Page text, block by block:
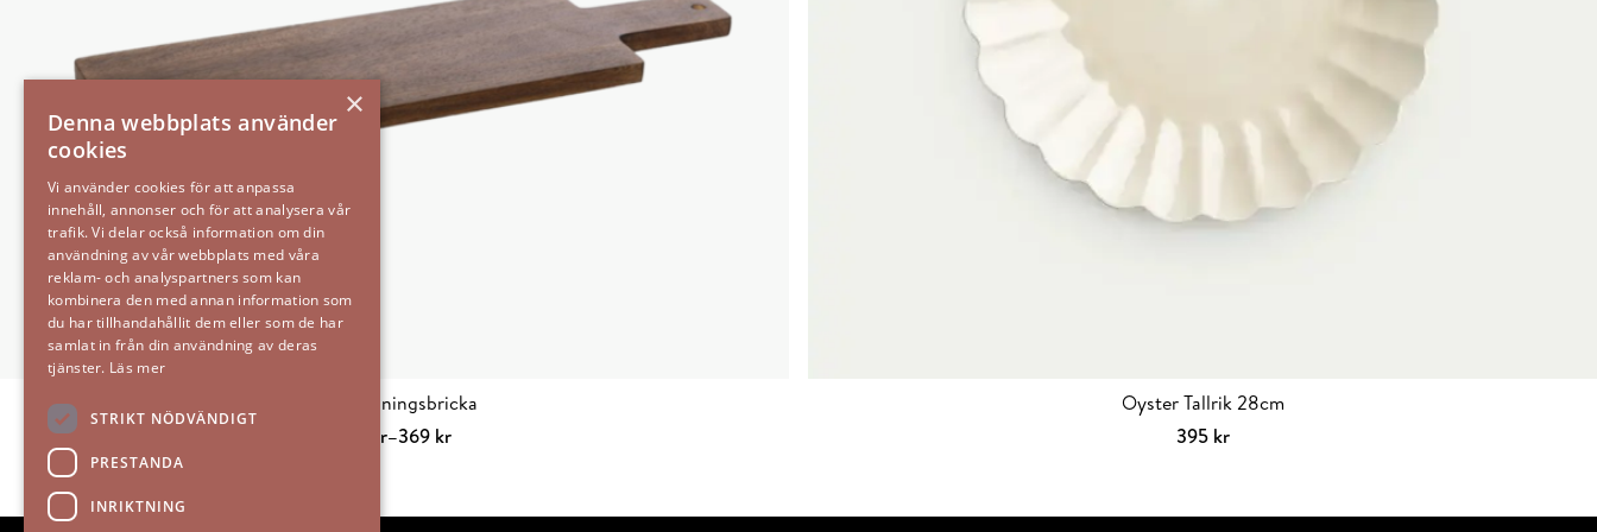
Uppläggningsbricka
kr–369 kr
Prisintervall:
369 kr
produkten
Oyster Tallrik 28cm
395 kr
produkten
×
Denna webbplats använder
cookies
Vi använder cookies för att anpassa
innehåll, annonser och för att analysera vår
trafik. Vi delar också information om din
användning av vår webbplats med våra
reklam- och analyspartners som kan
kombinera den med annan information som
du har tillhandahållit dem eller som de har
samlat in från din användning av deras
tjänster. Läs mer
STRIKT NÖDVÄNDIGT
PRESTANDA
INRIKTNING